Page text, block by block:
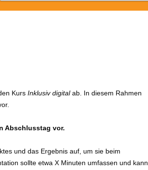
Kurs Inklusiv digitalab. In diesem Rahmen
Abschlusstag vor.
und das Ergebnis auf, um sie beim
sollte etwa X Minuten umfassen und kann